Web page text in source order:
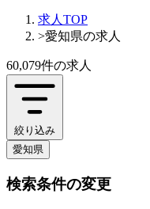
求人TOP
>愛知県の求人
60,079件の求人
絞り込み
愛知県
検索条件の変更